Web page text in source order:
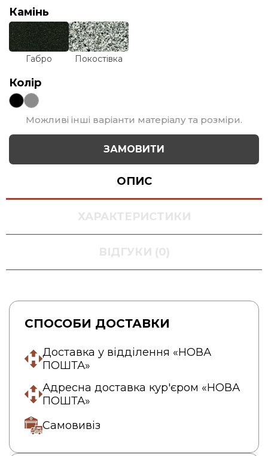
Камінь
Габро Покостівка
Колір
Можливі інші варіанти матеріалу та розміри.
ЗАМОВИТИ
ОПИС
ХАРАКТЕРИСТИКИ
ВІДГУКИ (0)
СПОСОБИ ДОСТАВКИ
Доставка у відділення «НОВА
ПОШТА»
Адресна доставка кур'єром «НОВА
ПОШТА»
Самовивіз